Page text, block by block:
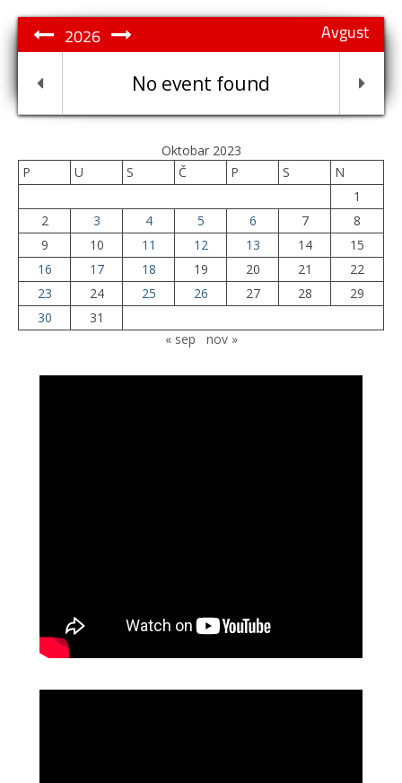
Avgust
2026
No event found
Oktobar 2023
P
U S Č P S
N
1
2
3 4 5 6 7
8
9
10 11 12 13 14
15
16
17 18 19 20 21
22
23
24 25 26 27 28
29
30
31
« sep
nov »